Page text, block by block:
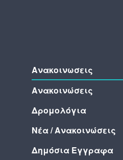
Ανακοινωσεις
Ανακοινώσεις
Δρομολόγια
Νέα / Ανακοινώσεις
Δημόσια Έγγραφα